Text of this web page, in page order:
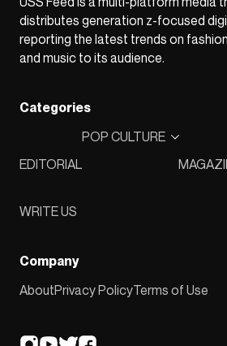
distributes generation z-focused
reporting the latest trends on
and music to its audience.
Categories
EDITORIAL
POP CULTURE
WRITE US
Company
AboutPrivacy PolicyTerms of Use